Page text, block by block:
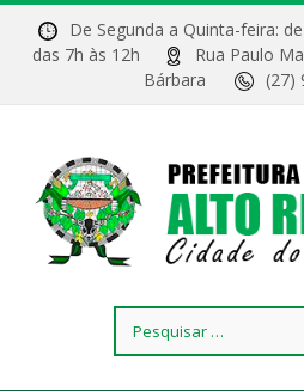
De Segunda a Quinta-feira:
das 7h às 12h
Rua Paulo
Bárbara
(27)
por: